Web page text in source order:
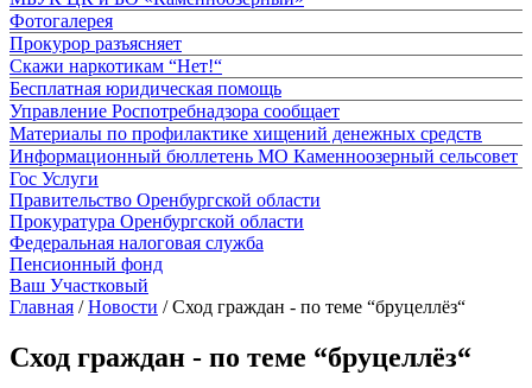
Фотогалерея
Прокурор разъясняет
Скажи наркотикам “Нет!“
Бесплатная юридическая помощь
Управление Роспотребнадзора сообщает
Материалы по профилактике хищений денежных средств
Информационный бюллетень МО Каменноозерный сельсовет
Гос Услуги
Правительство Оренбургской области
Прокуратура Оренбургской области
Федеральная налоговая служба
Пенсионный фонд
Ваш Участковый
Главная /Новости /Сход граждан - по теме “бруцеллёз“
Сход граждан - по теме “бруцеллёз“